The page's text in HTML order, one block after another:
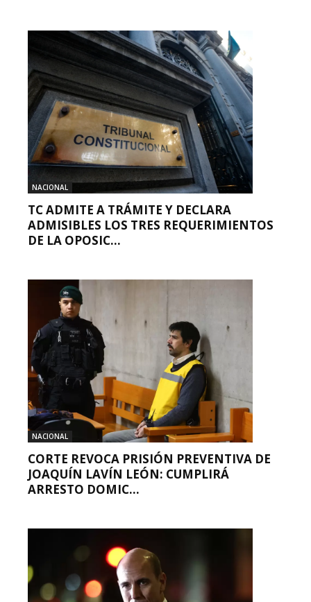
NACIONAL
TC ADMITE A TRÁMITE Y DECLARA
ADMISIBLES LOS TRES REQUERIMIENTOS
DE LA OPOSIC...
NACIONAL
CORTE REVOCA PRISIÓN PREVENTIVA DE
JOAQUÍN LAVÍN LEÓN: CUMPLIRÁ
ARRESTO DOMIC...